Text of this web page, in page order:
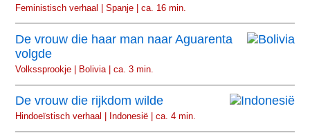
Feministisch verhaal | Spanje | ca. 16 min.
De vrouw die haar man naar Aguarenta
volgde
Volkssprookje | Bolivia | ca. 3 min.
De vrouw die rijkdom wilde
Hindoeïstisch verhaal | Indonesië | ca. 4 min.